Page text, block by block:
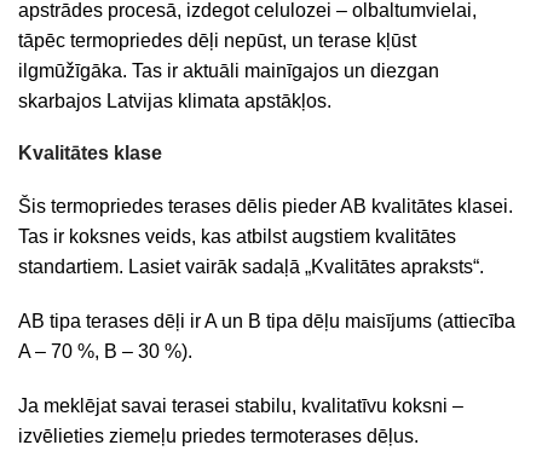
apstrādes procesā, izdegot celulozei – olbaltumvielai,
tāpēc termopriedes dēļi nepūst, un terase kļūst
ilgmūžīgāka. Tas ir aktuāli mainīgajos un diezgan
skarbajos Latvijas klimata apstākļos.
Kvalitātes klase
Šis termopriedes terases dēlis pieder AB kvalitātes klasei.
Tas ir koksnes veids, kas atbilst augstiem kvalitātes
standartiem. Lasiet vairāk sadaļā „Kvalitātes apraksts“.
AB tipa terases dēļi ir A un B tipa dēļu maisījums (attiecība
A – 70 %, B – 30 %).
Ja meklējat savai terasei stabilu, kvalitatīvu koksni –
izvēlieties ziemeļu priedes termoterases dēļus.